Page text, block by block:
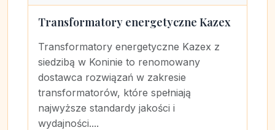
Transformatory energetyczne Kazex
Transformatory energetyczne Kazex z
siedzibą w Koninie to renomowany
dostawca rozwiązań w zakresie
transformatorów, które spełniają
najwyższe standardy jakości i
wydajności....